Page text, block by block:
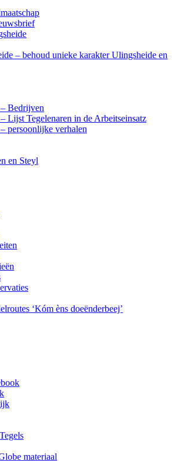
– behoud unieke karakter Ulingsheide en
Bedrijven
Lijst Tegelenaren in de Arbeitseinsatz
persoonlijke verhalen
en Steyl
‘Kóm èns doeënderbeej’
materiaal